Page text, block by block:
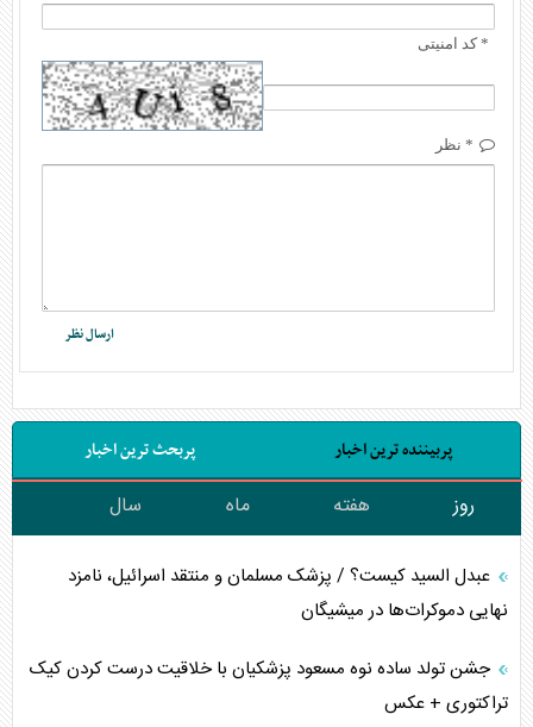
* کد امنیتی
* نظر
پربیننده ترین اخبار پربحث ترین اخبار
روز هفته ماه سال
عبدل السید کیست؟ / پزشک مسلمان و منتقد اسرائیل، نامزد
نهایی دموکرات‌ها در میشیگان
جشن تولد ساده نوه مسعود پزشکیان با خلاقیت درست کردن کیک
تراکتوری + عکس